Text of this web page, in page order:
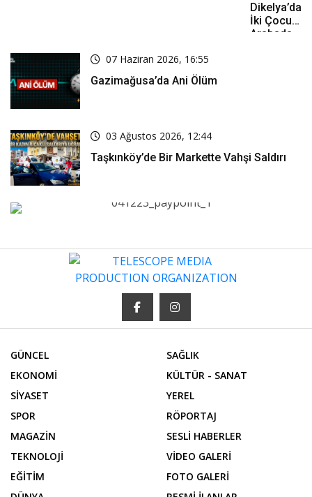
Dikelya’da
İki Çocuk
Arabada
07 Haziran 2026, 16:55
Gazimağusa’da Ani Ölüm
03 Ağustos 2026, 12:44
Taşkınköy’de Bir Markette Vahşi Saldırı
GÜNCEL
EKONOMİ
SİYASET
SPOR
MAGAZİN
TEKNOLOJİ
EĞİTİM
SAĞLIK
KÜLTÜR - SANAT
YEREL
RÖPORTAJ
SESLİ HABERLER
VİDEO GALERİ
FOTO GALERİ